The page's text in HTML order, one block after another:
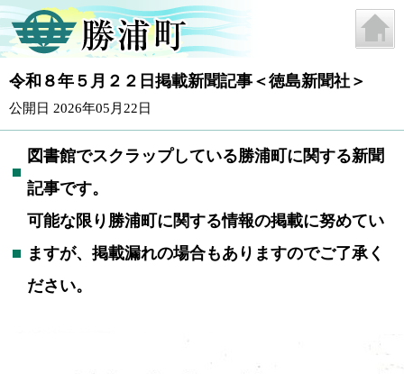
令和８年５月２２日掲載新聞記事＜徳島新聞社＞
公開日 2026年05月22日
図書館でスクラップしている勝浦町に関する新聞
記事です。
可能な限り勝浦町に関する情報の掲載に努めてい
ますが、掲載漏れの場合もありますのでご了承く
ださい。